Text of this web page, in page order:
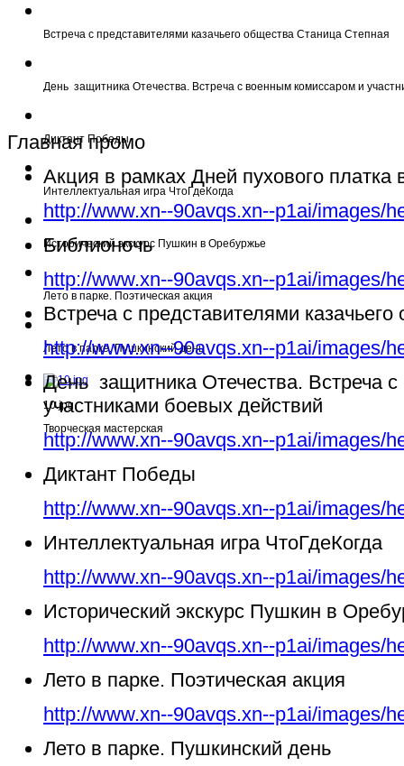
Встреча с представителями казачьего общества Станица Степная
День защитника Отечества. Встреча с военным комиссаром и
Диктант Победы
Интеллектуальная игра ЧтоГдеКогда
Исторический экскурс Пушкин в Оребуржье
Лето в парке. Поэтическая акция
Лето в парке. Пушкинский день
10.jpg
Творческая мастерская
Главная промо
Акция в рамках Дней пухового платка
http://www.xn--90avqs.xn--p1ai/images/
Библионочь
http://www.xn--90avqs.xn--p1ai/images/
Встреча с представителями
http://www.xn--90avqs.xn--p1ai/images/
День защитника Отечества. Встреча
участниками боевых действий
http://www.xn--90avqs.xn--p1ai/images/
Диктант Победы
http://www.xn--90avqs.xn--p1ai/images/
Интеллектуальная игра ЧтоГдеКогда
http://www.xn--90avqs.xn--p1ai/images/
Исторический экскурс Пушкин в
http://www.xn--90avqs.xn--p1ai/images/
Лето в парке. Поэтическая акция
http://www.xn--90avqs.xn--p1ai/images/
Лето в парке. Пушкинский день